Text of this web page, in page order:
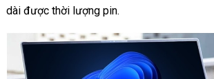
dài được thời lượng pin.